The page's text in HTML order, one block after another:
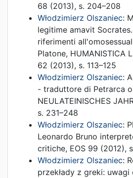
68 (2013), s. 204–208
Włodzimierz Olszaniec:
legitime amavit
riferimenti
Platone, HUMANISTICA
62 (2013), s. 113–125
Włodzimierz Olszaniec:
- traduttore di Petrarca
NEULATEINISCHES
s. 231–248
Włodzimierz Olszaniec:
Leonardo Bruno
critiche, EOS 99 (2012),
Włodzimierz Olszaniec:
przekłady z greki: